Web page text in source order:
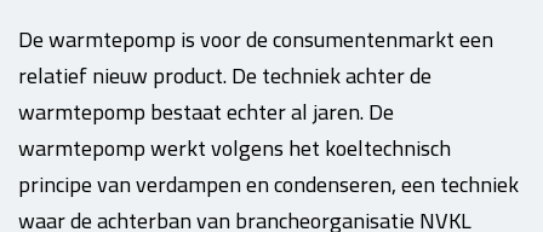
De warmtepomp is voor de consumentenmarkt een
relatief nieuw product. De techniek achter de
warmtepomp bestaat echter al jaren. De
warmtepomp werkt volgens het koeltechnisch
principe van verdampen en condenseren, een techniek
waar de achterban van brancheorganisatie NVKL